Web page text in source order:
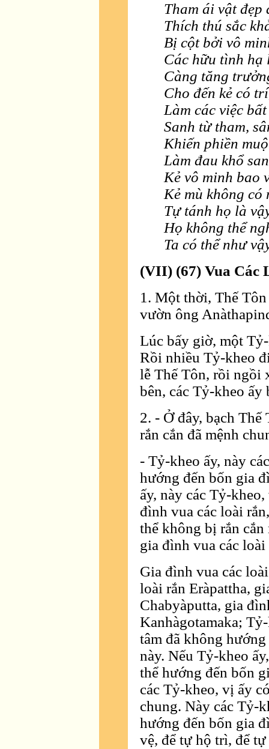
Tham ái vật đẹp
Thích thú sắc
Bị cột bởi vô
Các hữu tình hạ
Càng tăng
Cho đến kẻ có
Làm các việc
Sanh từ tham,
Khiến phiền
Làm đau khổ
Kẻ vô minh bao
Kẻ mù không có
Tự tánh họ là
Họ không thể
Ta có thể như
(VII) (67) Vua Các
1. Một thời, Thế
vườn ông
Lúc bấy giờ, một
Rồi nhiều Tỷ-kheo
lễ Thế Tôn, rồi ngồi
bên, các Tỷ-kheo ấy
2. - Ở đây, bạch
rắn cắn đã mệnh
- Tỷ-kheo ấy, này
hướng đến bốn gia
ấy, này các Tỷ-
đình vua các loài
thể không bị rắn cắn
gia đình vua các loài
Gia đình vua các
loài rắn Eràpattha,
Chabyàputta, gia
Kanhàgotamaka;
tâm đã không
này. Nếu Tỷ-kheo
thể hướng đến bốn
các Tỷ-kheo, vị ấy
chung. Này các Tỷ-
hướng đến bốn gia
vệ, để tự hộ trì, để tự